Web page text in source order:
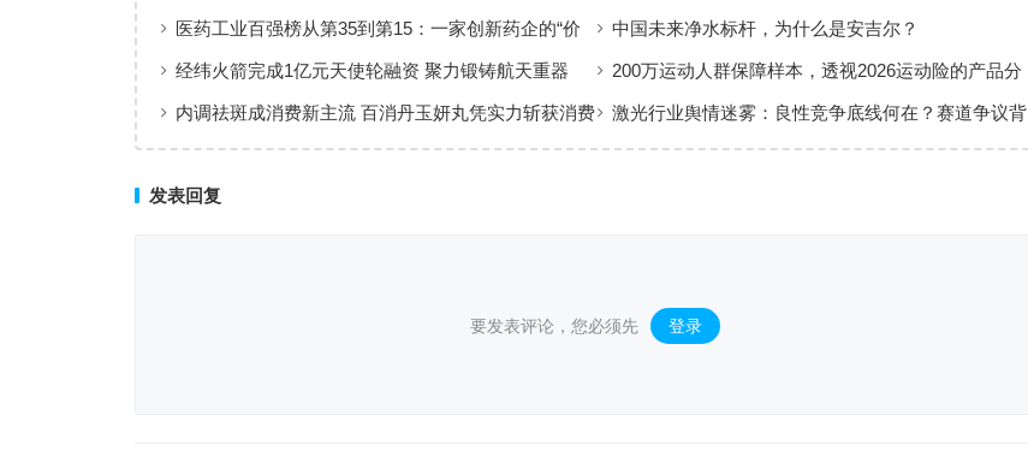
新品牌体验
线
医药工业百强榜从第35到第15：一家创新药企的“价
值增长”样本
中国未来净水标杆，为什么是安吉尔？
经纬火箭完成1亿元天使轮融资 聚力锻铸航天重器
200万运动人群保障样本，透视2026运动险的产品分
层与适配逻辑
内调祛斑成消费新主流 百消丹玉妍丸凭实力斩获消费
激光行业舆情迷雾：良性竞争底线何在？赛道争议背
发表回复
要发表评论，您必须先 登录 。